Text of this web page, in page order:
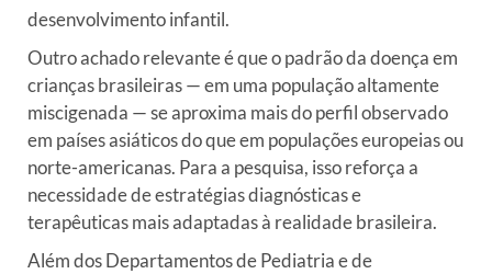
desenvolvimento infantil.
Outro achado relevante é que o padrão da doença em
criançasbrasileiras — em uma população altamente
miscigenada — se aproxima mais do perfil observado
em países asiáticos do que em populaçõeseuropeias ou
norte-americanas. Para a pesquisa, isso reforça a
necessidade de estratégias diagnósticas e
terapêuticas mais adaptadasà realidade brasileira.
Além dos Departamentos de Pediatria e de